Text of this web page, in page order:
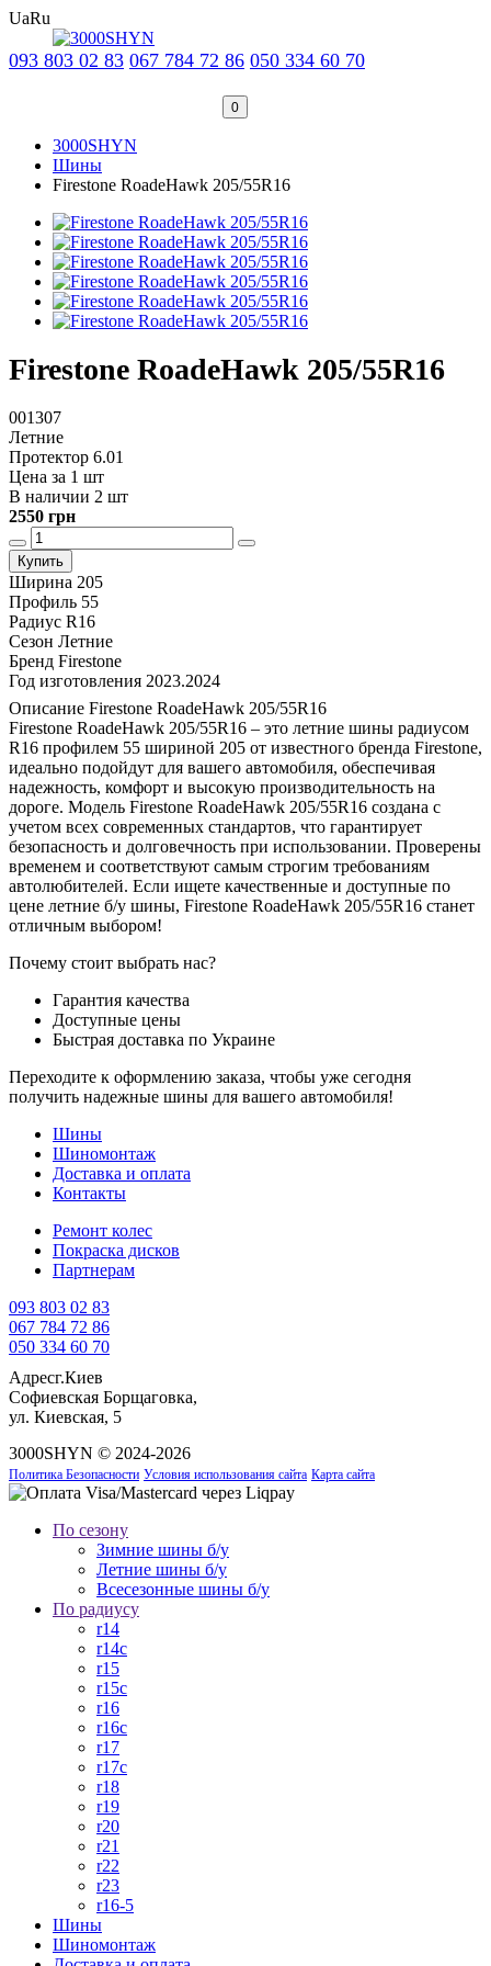
UaRu
093 803 02 83 067 784 72 86 050 334 60 70
0
3000SHYN
Шины
Firestone RoadeHawk 205/55R16
Firestone RoadeHawk 205/55R16
001307
Летние
Протектор 6.01
Цена за 1 шт
В наличии 2 шт
2550 грн
Купить
Ширина 205
Профиль 55
Радиус R16
Сезон Летние
Бренд Firestone
Год изготовления 2023.2024
Описание Firestone RoadeHawk 205/55R16
Firestone RoadeHawk 205/55R16 – это летние шины радиусом
R16 профилем 55 шириной 205 от известного бренда Firestone,
идеально подойдут для вашего автомобиля, обеспечивая
надежность, комфорт и высокую производительность на
дороге. Модель Firestone RoadeHawk 205/55R16 создана с
учетом всех современных стандартов, что гарантирует
безопасность и долговечность при использовании. Проверены
временем и соответствуют самым строгим требованиям
автолюбителей. Если ищете качественные и доступные по
цене летние б/у шины, Firestone RoadeHawk 205/55R16 станет
отличным выбором!
Почему стоит выбрать нас?
Гарантия качества
Доступные цены
Быстрая доставка по Украине
Переходите к оформлению заказа, чтобы уже сегодня
получить надежные шины для вашего автомобиля!
Шины
Шиномонтаж
Доставка и оплата
Контакты
Ремонт колес
Покраска дисков
Партнерам
093 803 02 83
067 784 72 86
050 334 60 70
Адресг.Киев
Софиевская Борщаговка,
ул. Киевская, 5
3000SHYN © 2024-2026
Политика Безопасности Условия использования сайта Карта сайта
По сезону
Зимние шины б/у
Летние шины б/у
Всесезонные шины б/у
По радиусу
r14
r14c
r15
r15c
r16
r16c
r17
r17c
r18
r19
r20
r21
r22
r23
r16-5
Шины
Шиномонтаж